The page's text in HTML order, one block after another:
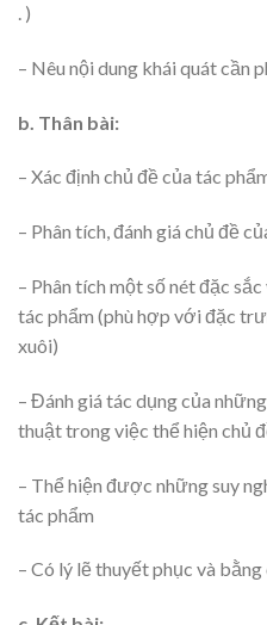
. )
– Nêu nội dung khái quát cần
b. Thân bài:
– Xác định chủ đề của tác
– Phân tích, đánh giá chủ đề
– Phân tích một số nét đặc
tác phẩm (phù hợp với đặc
xuôi)
– Đánh giá tác dụng của
thuật trong việc thể hiện chủ
– Thể hiện được những suy
tác phẩm
– Có lý lẽ thuyết phục và